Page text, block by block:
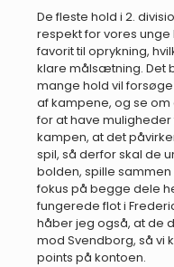
De fleste hold i 2.
respekt for vores
favorit til oprykning,
klare målsætning. Det
mange hold vil
af kampene, og se om
for at have muligheder
kampen, at det
spil, så derfor skal de
bolden, spille
fokus på begge dele
fungerede flot i
håber jeg også, at de
mod Svendborg, så vi
points på kontoen.